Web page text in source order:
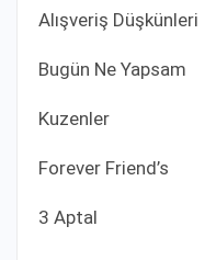
Alışveriş Düşkünleri
Bugün Ne Yapsam
Kuzenler
Forever Friend’s
3 Aptal